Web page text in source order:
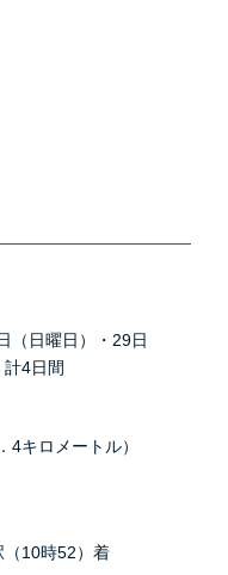
（日曜日）・29日
4日間
キロメートル）
（10時52）着